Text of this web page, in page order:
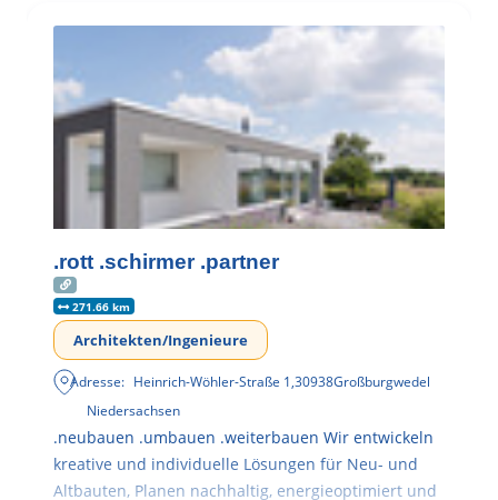
.rott .schirmer .partner
271.66 km
Architekten/Ingenieure
Adresse: Heinrich-Wöhler-Straße 1,30938Großburgwedel
Niedersachsen
.neubauen .umbauen .weiterbauen Wir entwickeln
kreative und individuelle Lösungen für Neu- und
Altbauten, Planen nachhaltig, energieoptimiert und